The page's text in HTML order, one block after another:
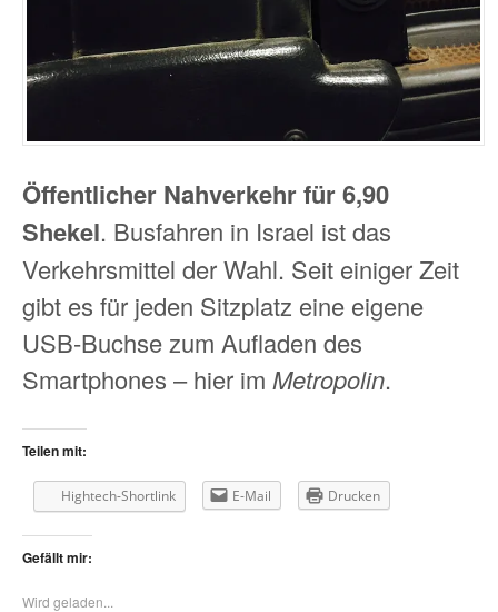
Öffentlicher Nahverkehr für 6,90
Shekel. Busfahren in Israel ist das
Verkehrsmittel der Wahl. Seit einiger Zeit
gibt es für jeden Sitzplatz eine eigene
USB-Buchse zum Aufladen des
Smartphones – hier im Metropolin.
Teilen mit:
Hightech-Shortlink E-Mail Drucken
Gefällt mir:
Wird geladen...